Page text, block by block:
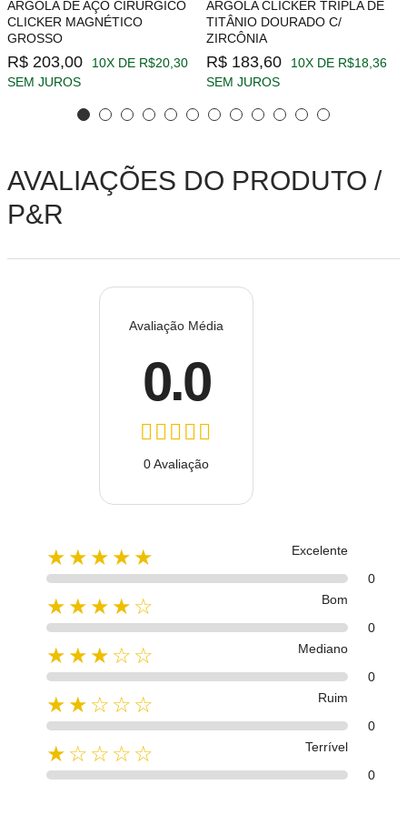
ARGOLA DE AÇO CIRÚRGICO
CLICKER MAGNÉTICO
GROSSO
R$ 203,00
10X DE R$20,30
SEM JUROS
ARGOLA CLICKER TRIPLA DE
TITÂNIO DOURADO C/
ZIRCÔNIA
R$ 183,60
10X DE R$18,36
SEM JUROS
AVALIAÇÕES DO PRODUTO /
P&R
Avaliação Média
0.0
0 Avaliação
★★★★★
Excelente
0
★★★★☆
Bom
0
★★★☆☆
Mediano
0
★★☆☆☆
Ruim
0
★☆☆☆☆
Terrível
0